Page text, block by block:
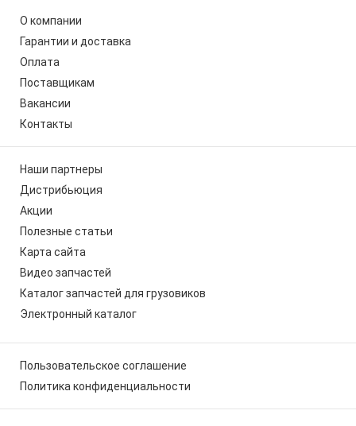
О компании
Гарантии и доставка
Оплата
Поставщикам
Вакансии
Контакты
Наши партнеры
Дистрибьюция
Акции
Полезные статьи
Карта сайта
Видео запчастей
Каталог запчастей для грузовиков
Электронный каталог
Пользовательское соглашение
Политика конфиденциальности